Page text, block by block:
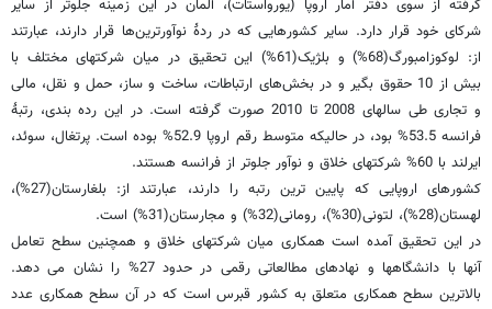
گرفته از سوی دفتر آمار اروپا (یورواستات)، آلمان در این زمینه جلوتر از سایر
شرکای خود قرار دارد. سایر کشورهایی که در ردۀ نوآورترین‌ها قرار دارند، عبارتند
از: لوکوزامبورگ(68%) و بلژیک(61%) این تحقیق در میان شرکتهای مختلف با
بیش از 10 حقوق بگیر و در بخش‌های ارتباطات، ساخت و ساز، حمل و نقل، مالی
و تجاری طی سالهای 2008 تا 2010 صورت گرفته است. در این رده بندی، رتبۀ
فرانسه 53.5% بود، در حالیکه متوسط رقم اروپا 52.9% بوده است. پرتغال، سوئد،
ایرلند با 60% شرکتهای خلاق و نوآور جلوتر از فرانسه هستند.
کشورهای اروپایی که پایین ترین رتبه را دارند، عبارتند از: بلغارستان(27%)،
لهستان(28%)، لتونی(30%)، رومانی(32%) و مجارستان(31%) است.
در این تحقیق آمده است همکاری میان شرکتهای خلاق و همچنین سطح تعامل
آنها با دانشگاهها و نهادهای مطالعاتی رقمی در حدود 27% را نشان می دهد.
بالاترین سطح همکاری متعلق به کشور قبرس است که در آن سطح همکاری عدد